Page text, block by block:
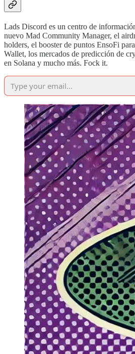
Lads Discord es un centro de
nuevo Mad Community Manager, el
holders, el booster de puntos EnsoFi
Wallet, los mercados de predicción de
en Solana y mucho más. Fock it.